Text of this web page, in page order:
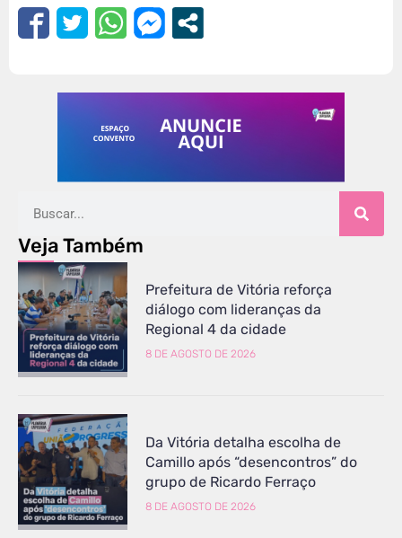
Veja Também
Prefeitura de Vitória reforça
diálogo com lideranças da
Regional 4 da cidade
8 DE AGOSTO DE 2026
Da Vitória detalha escolha de
Camillo após “desencontros” do
grupo de Ricardo Ferraço
8 DE AGOSTO DE 2026